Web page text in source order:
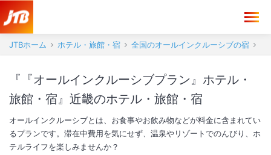
JTBホーム ホテル・旅館・宿 全国のオールインクルーシブの宿
『『オールインクルーシブプラン』ホテル・
旅館・宿』近畿のホテル・旅館・宿
オールインクルーシブとは、お食事やお飲み物などが料金に含まれてい
るプランです。滞在中費用を気にせず、温泉やリゾートでのんびり、ホ
テルライフを楽しみませんか？